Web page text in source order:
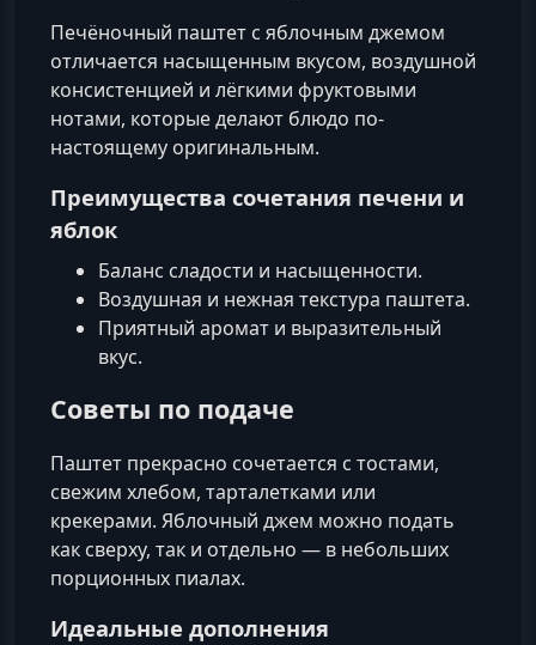
Печёночный паштет с яблочным джемом
отличается насыщенным вкусом, воздушной
консистенцией и лёгкими фруктовыми
нотами, которые делают блюдо по-
настоящему оригинальным.
Преимущества сочетания печени и
яблок
Баланс сладости и насыщенности.
Воздушная и нежная текстура паштета.
Приятный аромат и выразительный
вкус.
Советы по подаче
Паштет прекрасно сочетается с тостами,
свежим хлебом, тарталетками или
крекерами. Яблочный джем можно подать
как сверху, так и отдельно — в небольших
порционных пиалах.
Идеальные дополнения